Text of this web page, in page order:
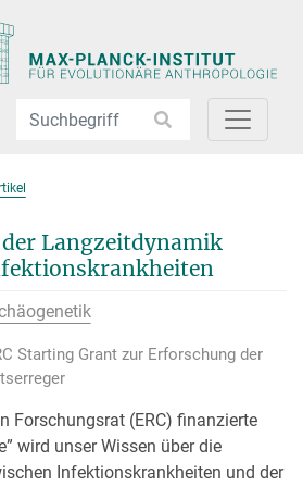
Langzeitdynamik
Starting Grant zur Erforschung der
Forschungsrat (ERC) finanzierte
wird unser Wissen über die
Infektionskrankheiten und der